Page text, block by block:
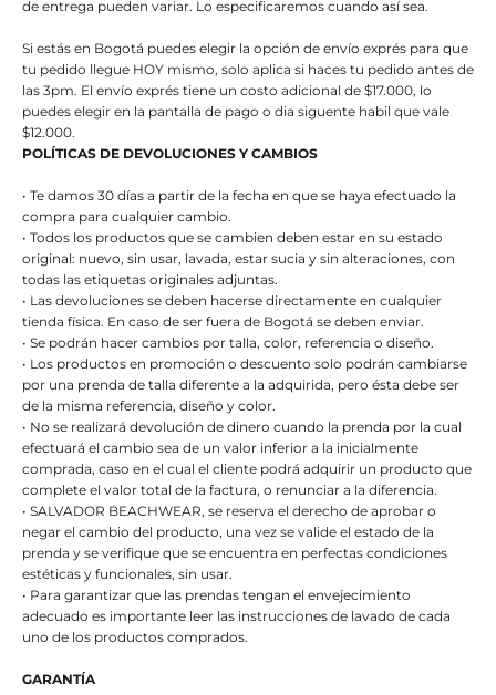
de entrega pueden variar. Lo especificaremos cuando así sea.
Si estás en Bogotá puedes elegir la opción de envío exprés para que
tu pedido llegue HOY mismo, solo aplica si haces tu pedido antes de
las 3pm. El envío exprés tiene un costo adicional de $17.000, lo
puedes elegir en la pantalla de pago o dia siguente habil que vale
$12.000.
POLÍTICAS DE DEVOLUCIONES Y CAMBIOS
• Te damos 30 días a partir de la fecha en que se haya efectuado la
compra para cualquier cambio.
• Todos los productos que se cambien deben estar en su estado
original: nuevo, sin usar, lavada, estar sucia y sin alteraciones, con
todas las etiquetas originales adjuntas.
• Las devoluciones se deben hacerse directamente en cualquier
tienda física. En caso de ser fuera de Bogotá se deben enviar.
• Se podrán hacer cambios por talla, color, referencia o diseño.
• Los productos en promoción o descuento solo podrán cambiarse
por una prenda de talla diferente a la adquirida, pero ésta debe ser
de la misma referencia, diseño y color.
• No se realizará devolución de dinero cuando la prenda por la cual
efectuará el cambio sea de un valor inferior a la inicialmente
comprada, caso en el cual el cliente podrá adquirir un producto que
complete el valor total de la factura, o renunciar a la diferencia.
• SALVADOR BEACHWEAR, se reserva el derecho de aprobar o
negar el cambio del producto, una vez se valide el estado de la
prenda y se verifique que se encuentra en perfectas condiciones
estéticas y funcionales, sin usar.
• Para garantizar que las prendas tengan el envejecimiento
adecuado es importante leer las instrucciones de lavado de cada
uno de los productos comprados.
GARANTÍA